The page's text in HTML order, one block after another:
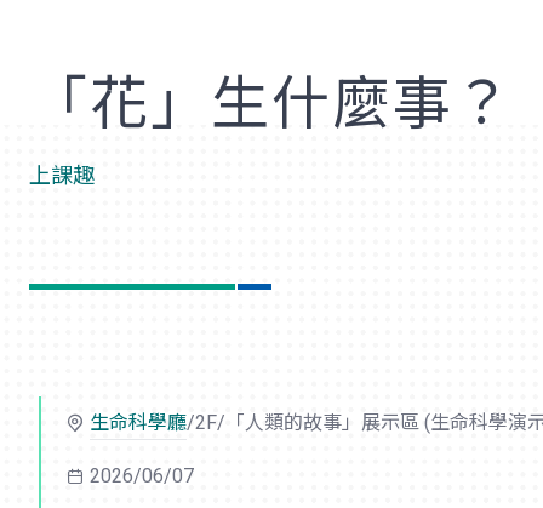
「花」生什麼事？
上課趣
生命科學廳/2F/「人類的故事」展示區 (生命科學演
2026/06/07